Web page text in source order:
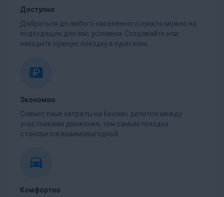
Доступно
Добраться до любого населенного пункта можно на
подходящих для вас условиях. Создавайте или
находите нужную поездку в один клик.
Экономно
Совместные затраты на бензин, делятся между
участниками движения, тем самым поездка
становится взаимовыгодной.
Комфортно